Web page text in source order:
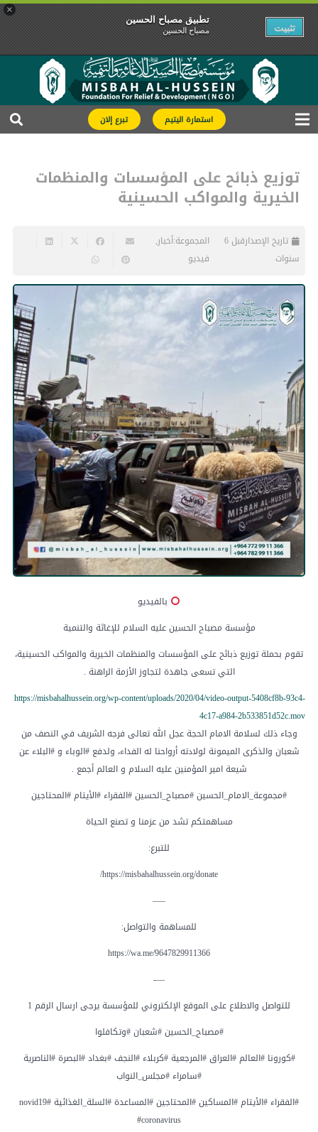
×
تطبیق مصباح الحسین
مصباح الحسین تثبیت
استمارة اليتيم تبرع إلان
توزيع ذبائح على المؤسسات والمنظمات
الخيرية والمواكب الحسينية
تاريخ الإصدار
قبل 6
سنوات
المجموعة:أخبار,
فیدیو
بالفيديو
مؤسسة مصباح الحسين عليه السلام للإغاثة والتنمية
تقوم بحملة توزيع ذبائح على المؤسسات والمنظمات الخيرية والمواكب الحسينية،
التي تسعى جاهدة لتجاوز الأزمة الراهنة .
https://misbahalhussein.org/wp-content/uploads/2020/04/video-output-5408cf8b-93c4-
4c17-a984-2b533851d52c.mov
وجاء ذلك لسلامة الامام الحجة عجل الله تعالى فرجه الشريف في النصف من
شعبان والذكرى الميمونة لولادته أرواحنا له الفداء، ولدفع #الوباء و #البلاء عن
شيعة امير المؤمنين عليه السلام و العالم أجمع .
#مجموعة_الامام_الحسين #مصباح_الحسين #الفقراء ‎#الأيتام #المحتاجين
مساهمتكم تشد من عزمنا و تصنع الحياة
للتبرع:
—–
للمساهمة والتواصل:
https://wa.me/9647829911366
—-
للتواصل والاطلاع على الموقع الإلكتروني للمؤسسة يرجى ارسال الرقم 1
#مصباح_الحسين #شعبان #وتكافلوا
#كورونا #العالم #العراق #المرجعية #كربلاء #النجف #بغداد #البصرة #الناصرية
#سامراء #مجلس_النواب
#الفقراء #الأيتام #المساكين #المحتاجين #المساعدة #السلة_الغذائية #novid19
#coronavirus